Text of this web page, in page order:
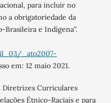
para incluir no
a obrigatoriedade da
Brasileira e Indígena”.
_ato2007-
em: 12 maio 2021.
Diretrizes Curriculares
Étnico-Raciais e para